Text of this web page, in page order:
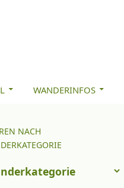
WANDERINFOS
NACH